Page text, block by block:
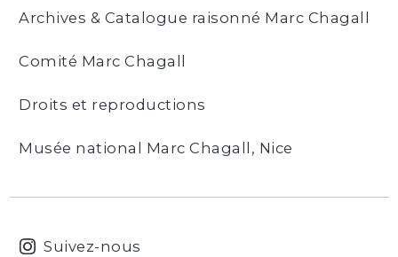
Archives & Catalogue raisonné Marc Chagall
Comité Marc Chagall
Droits et reproductions
Musée national Marc Chagall, Nice
Suivez-nous